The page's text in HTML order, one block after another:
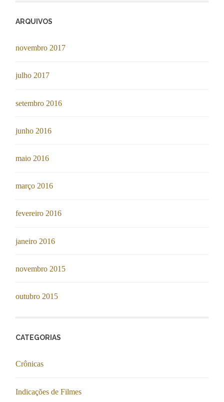
ARQUIVOS
novembro 2017
julho 2017
setembro 2016
junho 2016
maio 2016
março 2016
fevereiro 2016
janeiro 2016
novembro 2015
outubro 2015
CATEGORIAS
Crônicas
Indicações de Filmes